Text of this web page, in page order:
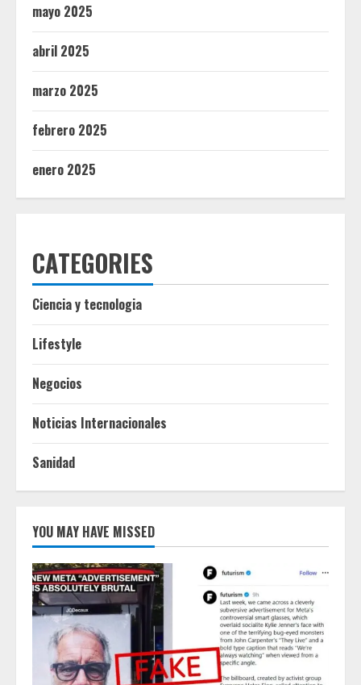
mayo 2025
abril 2025
marzo 2025
febrero 2025
enero 2025
CATEGORIES
Ciencia y tecnologia
Lifestyle
Negocios
Noticias Internacionales
Sanidad
YOU MAY HAVE MISSED